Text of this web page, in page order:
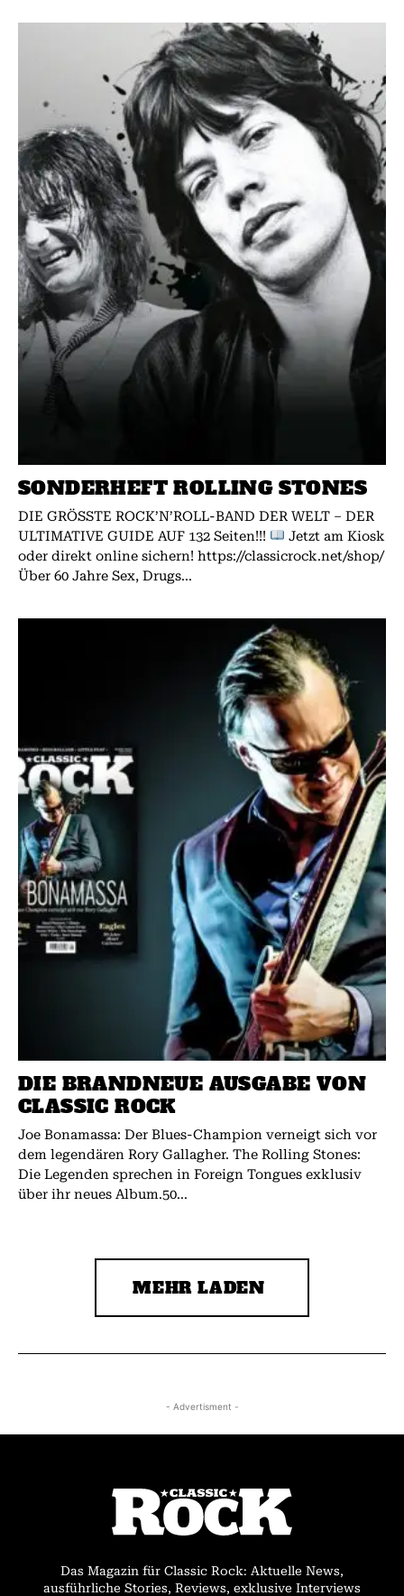
SONDERHEFT ROLLING STONES
DIE GRÖSSTE ROCK’N’ROLL-BAND DER WELT – DER
ULTIMATIVE GUIDE AUF 132 Seiten!!!
Jetzt am Kiosk
oder direkt online sichern! https://classicrock.net/shop/
Über 60 Jahre Sex, Drugs...
DIE BRANDNEUE AUSGABE VON
CLASSIC ROCK
Joe Bonamassa: Der Blues-Champion verneigt sich vor
dem legendären Rory Gallagher. The Rolling Stones:
Die Legenden sprechen in Foreign Tongues exklusiv
über ihr neues Album.50...
MEHR LADEN
- Advertisment -
Das Magazin für Classic Rock: Aktuelle News,
ausführliche Stories, Reviews, exklusive Interviews